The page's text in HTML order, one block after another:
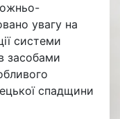
увагу на
системи
засобами
спадщини